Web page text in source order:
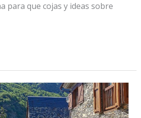
para que cojas y ideas sobre